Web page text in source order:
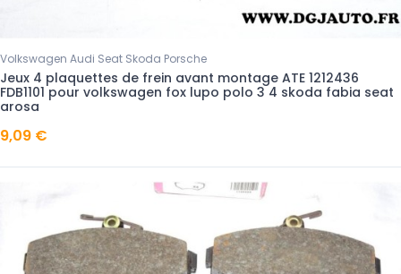
Volkswagen Audi Seat Skoda Porsche
Jeux 4 plaquettes de frein avant montage ATE 1212436
FDB1101 pour volkswagen fox lupo polo 3 4 skoda fabia seat
arosa
9,09 €